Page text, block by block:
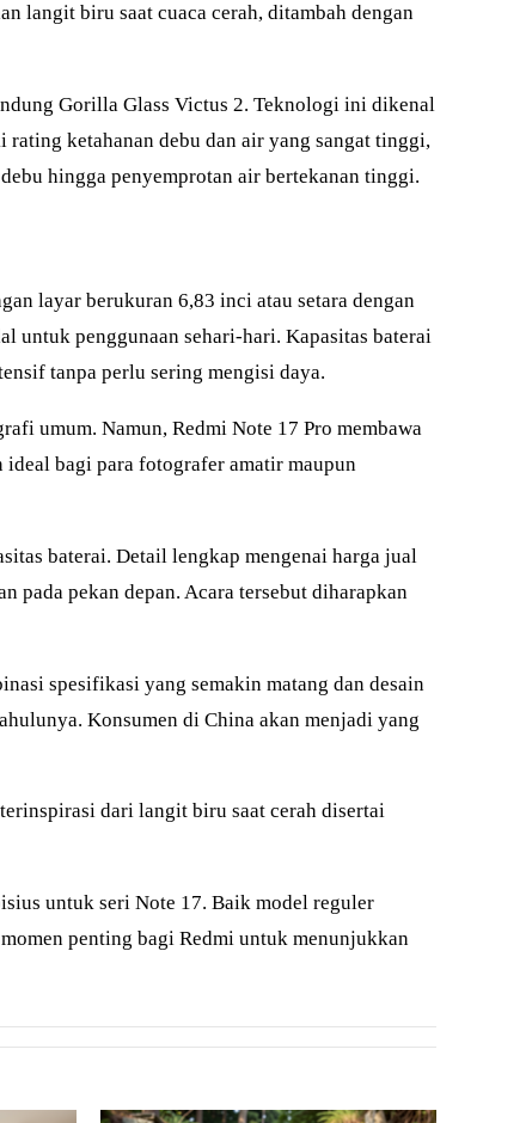
langit biru saat cuaca cerah, ditambah dengan
Gorilla Glass Victus 2. Teknologi ini dikenal
ketahanan debu dan air yang sangat tinggi,
hingga penyemprotan air bertekanan tinggi.
layar berukuran 6,83 inci atau setara dengan
untuk penggunaan sehari-hari. Kapasitas baterai
tanpa perlu sering mengisi daya.
umum. Namun, Redmi Note 17 Pro membawa
ideal bagi para fotografer amatir maupun
baterai. Detail lengkap mengenai harga jual
pada pekan depan. Acara tersebut diharapkan
spesifikasi yang semakin matang dan desain
Konsumen di China akan menjadi yang
dari langit biru saat cerah disertai
untuk seri Note 17. Baik model reguler
penting bagi Redmi untuk menunjukkan